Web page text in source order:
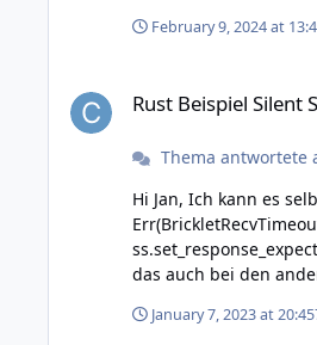
February 9, 2024 at
Rust Beispiel Silent
Thema antwortete
Hi Jan, Ich kann es selber nicht testen, weil ich kein Stepper Bricklet habe. Meinst du den folgenden Fehler?
das auch bei den
January 7, 2023 at 20:45